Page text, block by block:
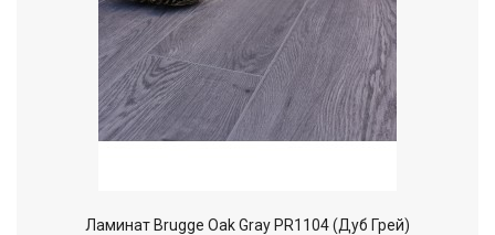
Ламинат Brugge Oak Gray PR1104 (Дуб Грей)